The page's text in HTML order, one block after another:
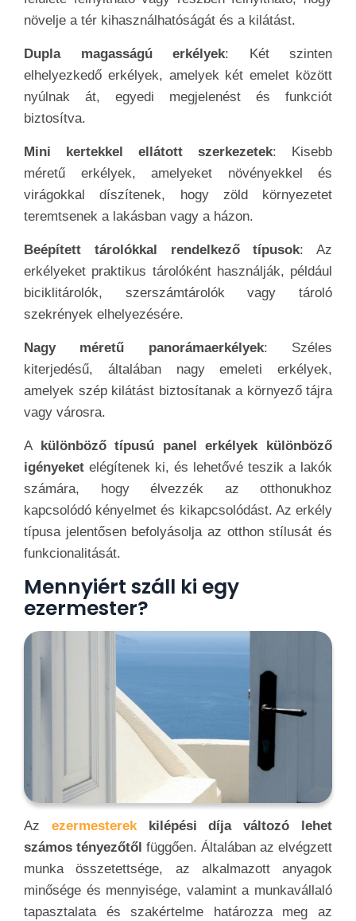
növelje a tér kihasználhatóságát és a kilátást.
Dupla magasságú erkélyek: Két szinten
elhelyezkedő erkélyek, amelyek két emelet között
nyúlnak át, egyedi megjelenést és funkciót
biztosítva.
Mini kertekkel ellátott szerkezetek: Kisebb
méretű erkélyek, amelyeket növényekkel és
virágokkal díszítenek, hogy zöld környezetet
teremtsenek a lakásban vagy a házon.
Beépített tárolókkal rendelkező típusok: Az
erkélyeket praktikus tárolóként használják, például
biciklitárolók, szerszámtárolók vagy tároló
szekrények elhelyezésére.
Nagy méretű panorámaerkélyek: Széles
kiterjedésű, általában nagy emeleti erkélyek,
amelyek szép kilátást biztosítanak a környező tájra
vagy városra.
A különböző típusú panel erkélyek különböző
igényeket elégítenek ki, és lehetővé teszik a lakók
számára, hogy élvezzék az otthonukhoz
kapcsolódó kényelmet és kikapcsolódást. Az erkély
típusa jelentősen befolyásolja az otthon stílusát és
funkcionalitását.
Mennyiért száll ki egy
ezermester?
Az ezermesterek kilépési díja változó lehet
számos tényezőtől függően. Általában az elvégzett
munka összetettsége, az alkalmazott anyagok
minősége és mennyisége, valamint a munkavállaló
tapasztalata és szakértelme határozza meg az